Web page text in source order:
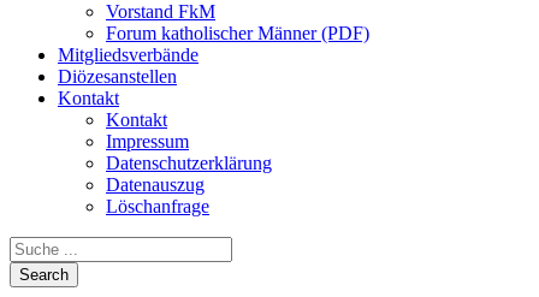
Vorstand FkM
Forum katholischer Männer (PDF)
Mitgliedsverbände
Diözesanstellen
Kontakt
Kontakt
Impressum
Datenschutzerklärung
Datenauszug
Löschanfrage